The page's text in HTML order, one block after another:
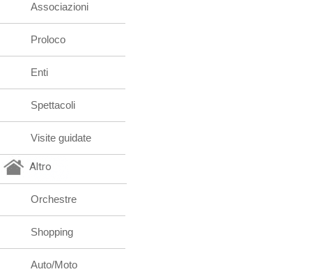
Associazioni
Proloco
Enti
Spettacoli
Visite guidate
Altro
Orchestre
Shopping
Auto/Moto